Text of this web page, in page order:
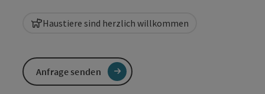
Haustiere sind herzlich willkommen
Anfrage senden